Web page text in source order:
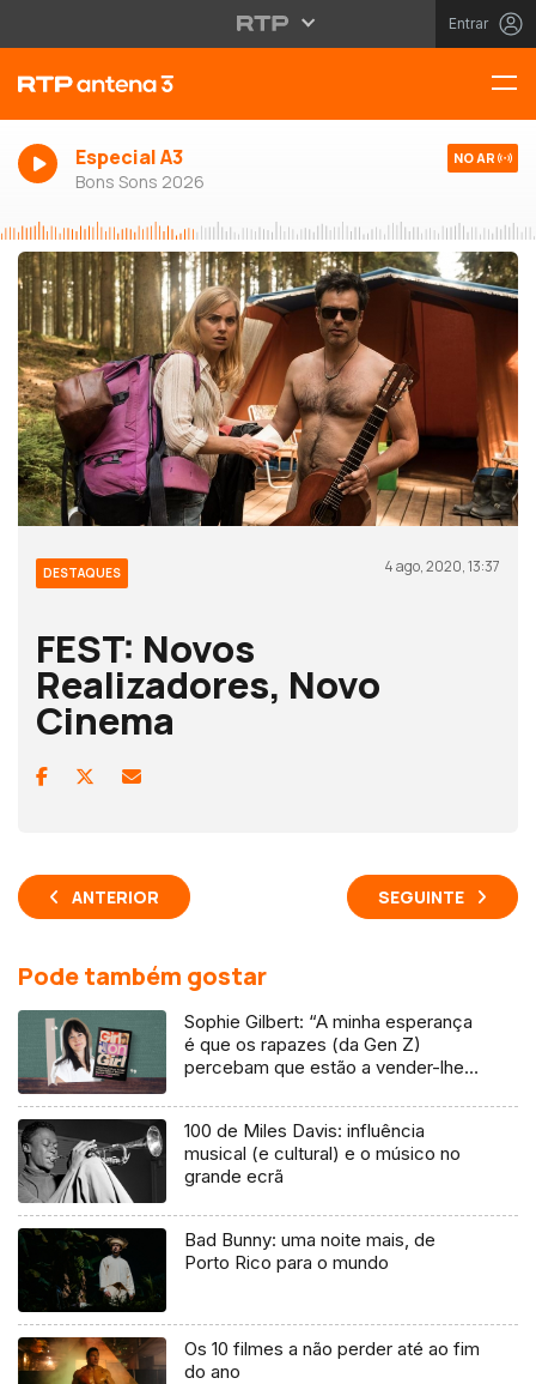
Entrar
Especial A3
Bons Sons 2026
NO AR
DESTAQUES 4 ago, 2020, 13:37
FEST: Novos
Realizadores, Novo
Cinema
ANTERIOR SEGUINTE
Pode também gostar
Sophie Gilbert: “A minha esperança
é que os rapazes (da Gen Z)
percebam que estão a vender-lhes
100 de Miles Davis: influência
musical (e cultural) e o músico no
grande ecrã
Bad Bunny: uma noite mais, de
Porto Rico para o mundo
Os 10 filmes a não perder até ao fim
do ano